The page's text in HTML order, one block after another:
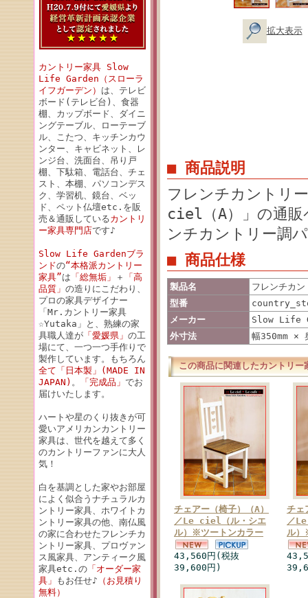
カントリー家具 Slow
Life Garden（スローラ
イフガーデン） は、テレビ
ボード(テレビ台)、食器
棚、カップボード、ダイニ
ングテーブル、ローテーブ
ル、こたつ、キッチンカウ
ンター、キャビネット、レ
ンジ台、洗面台、吊り戸
棚、下駄箱、電話台、チェ
スト、本棚、パソコンデス
ク、学習机、鏡台、ベッ
ド、ペット仏壇etc.を販
売＆通販しているカントリ
ー家具専門店です♪
Slow Life Gardenブラ
ンドの“本格派カントリー
家具”は 「総無垢」 ＋
「高
品質」 の造りにこだわり、
プロの家具デザイナー
「Mr.カントリー家具
☆Yutaka」と、熟練の家
具職人達が 「愛媛県」 の工
場にて、一つ一つ手作りで
製作しています。もちろん
全て「日本製」(MADE IN
JAPAN) 。 「完成品」 でお
届けいたします。
ハートや星のくり抜きが可
愛いアメリカンカントリー
家具は、世代を越えて多く
のカントリーファンに大人
気！
白を基調とした家やお部屋
によく似合うナチュラルカ
ントリー家具、ホワイトカ
ントリー家具の他、南仏風
の家に合わせたフレンチカ
ントリー家具、プロヴァン
ス風家具、アンティーク風
家具etc.の 「オーダー家
具」 もお任せ♪ （お見積り
無料）
拡大表示
■ 商品説明
フレンチカントリ
ciel（A）」の通販
ンチカントリー調
■ 商品仕様
製品名
フレンチカ
型番
メーカー
Slow Life
外寸法
幅350mm ×
この商品に関連したカントリー
チェアー（椅子）（A）
／Le ciel（ル・シエ
ル）※ツートンカラー
43,560円(税抜
39,600円)
チェ
／
ル）